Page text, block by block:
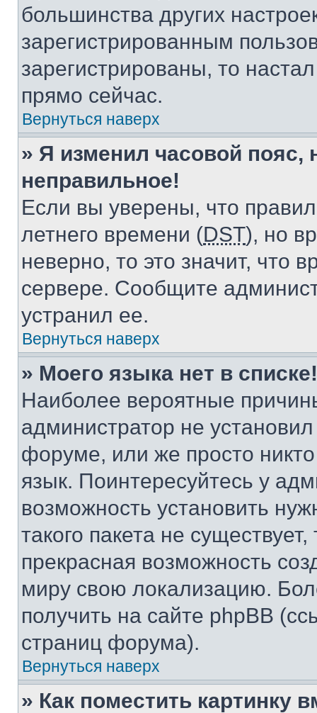
большинства других
зарегистрированным
зарегистрированы, то
прямо сейчас.
Вернуться наверх
» Я изменил часовой пояс,
неправильное!
Если вы уверены, что
летнего времени (DST), но
неверно, то это значит, что
сервере. Сообщите
устранил ее.
Вернуться наверх
» Моего языка нет в списке!
Наиболее вероятные
администратор не
форуме, или же просто
язык. Поинтересуйтесь у
возможность установить
такого пакета не
прекрасная возможность
миру свою локализацию.
получить на сайте phpBB
страниц форума).
Вернуться наверх
» Как поместить картинку